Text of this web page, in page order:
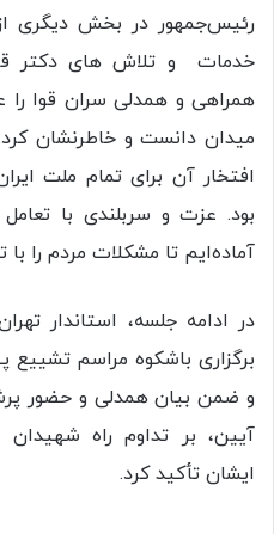
رئیس‌جمهور در بخش دیگری
خدمات و تلاش های دکتر
همراهی و همدلی سران قوا را
میدان دانست و خاطرنشان
افتخار آن برای تمام ملت
بود. عزت و سربلندی با
آماده‌ایم تا مشکلات مردم را
در ادامه جلسه، استاندار
برگزاری باشکوه مراسم تشییع
و ضمن بیان همدلی و حضور
آیین، بر تداوم راه
ایشان تأکید کرد.